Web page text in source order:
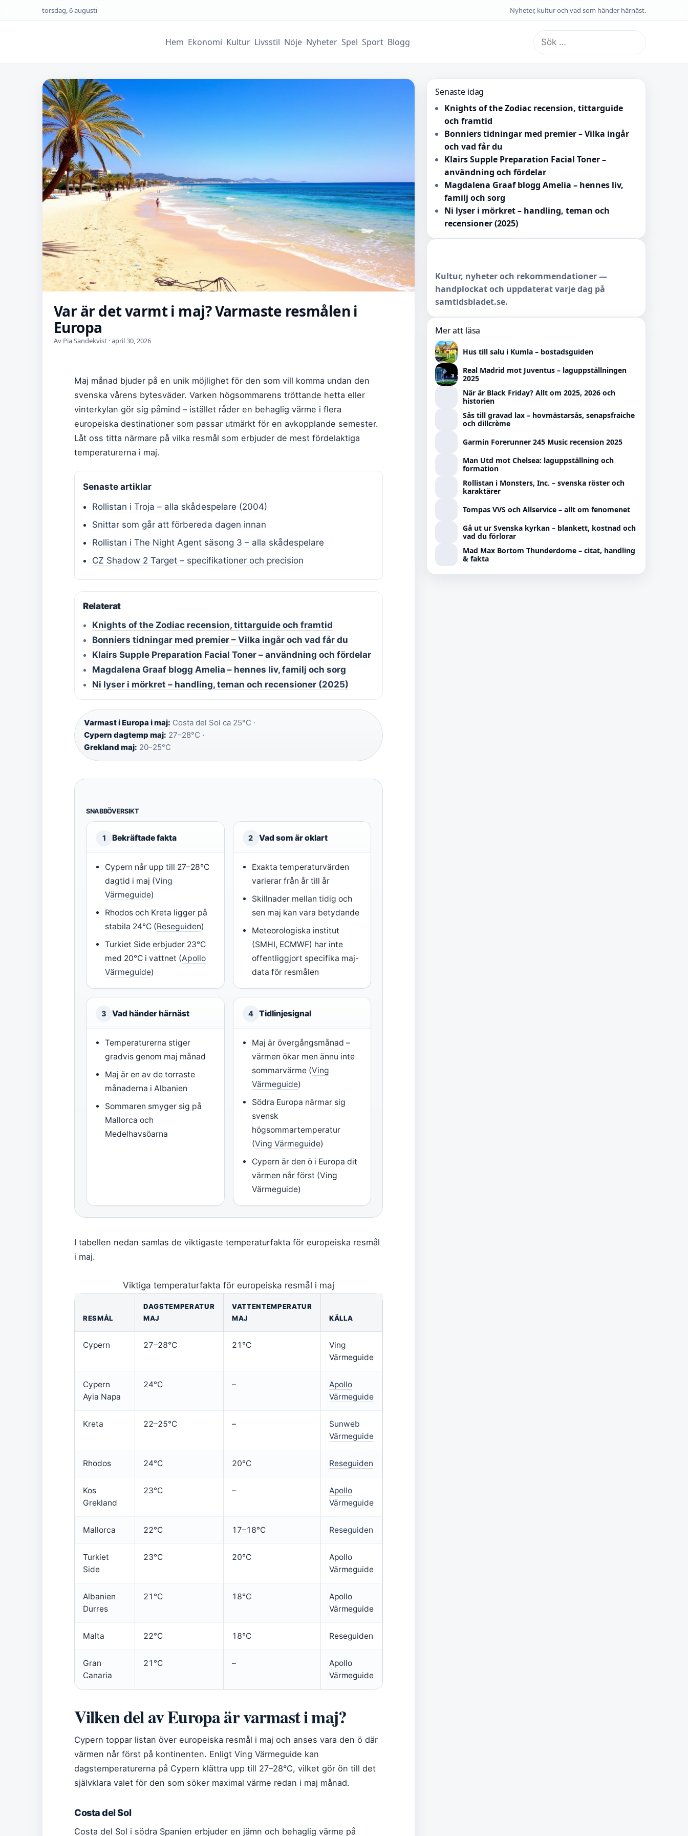
torsdag, 6 augusti Nyheter, kultur och vad som händer härnäst.
Hem Ekonomi Kultur Livsstil Nöje Nyheter Spel Sport Blogg
Sök
efter:
Var är det varmt i maj? Varmaste resmålen i
Europa
Av Pia Sandekvist · april 30, 2026
Maj månad bjuder på en unik möjlighet för den som vill komma undan den
svenska vårens bytesväder. Varken högsommarens tröttande hetta eller
vinterkylan gör sig påmind – istället råder en behaglig värme i flera
europeiska destinationer som passar utmärkt för en avkopplande semester.
Låt oss titta närmare på vilka resmål som erbjuder de mest fördelaktiga
temperaturerna i maj.
Senaste artiklar
Rollistan i Troja – alla skådespelare (2004)
Snittar som går att förbereda dagen innan
Rollistan i The Night Agent säsong 3 – alla skådespelare
CZ Shadow 2 Target – specifikationer och precision
Relaterat
Knights of the Zodiac recension, tittarguide och framtid
Bonniers tidningar med premier – Vilka ingår och vad får du
Klairs Supple Preparation Facial Toner – användning och fördelar
Magdalena Graaf blogg Amelia – hennes liv, familj och sorg
Ni lyser i mörkret – handling, teman och recensioner (2025)
Varmast i Europa i maj: Costa del Sol ca 25°C ·
Cypern dagtemp maj: 27–28°C ·
Grekland maj: 20–25°C
SNABBÖVERSIKT
1 Bekräftade fakta
Cypern når upp till 27–28°C
dagtid i maj (Ving
Värmeguide)
Rhodos och Kreta ligger på
stabila 24°C (Reseguiden)
Turkiet Side erbjuder 23°C
med 20°C i vattnet (Apollo
Värmeguide)
2 Vad som är oklart
Exakta temperaturvärden
varierar från år till år
Skillnader mellan tidig och
sen maj kan vara betydande
Meteorologiska institut
(SMHI, ECMWF) har inte
offentliggjort specifika maj-
data för resmålen
3 Vad händer härnäst
Temperaturerna stiger
gradvis genom maj månad
Maj är en av de torraste
månaderna i Albanien
Sommaren smyger sig på
Mallorca och
Medelhavsöarna
4 Tidlinjesignal
Maj är övergångsmånad –
värmen ökar men ännu inte
sommarvärme (Ving
Värmeguide)
Södra Europa närmar sig
svensk
högsommartemperatur
(Ving Värmeguide)
Cypern är den ö i Europa dit
värmen når först (Ving
Värmeguide)
I tabellen nedan samlas de viktigaste temperaturfakta för europeiska resmål
i maj.
Viktiga temperaturfakta för europeiska resmål i maj
RESMÅL
DAGSTEMPERATUR
MAJ
VATTENTEMPERATUR
MAJ
KÄLLA
Cypern 27–28°C 21°C
Ving
Värmeguide
Cypern
Ayia Napa
24°C –
Apollo
Värmeguide
Kreta 22–25°C –
Sunweb
Värmeguide
Rhodos 24°C 20°C Reseguiden
Kos
Grekland
23°C –
Apollo
Värmeguide
Mallorca 22°C 17–18°C Reseguiden
Turkiet
Side
23°C 20°C
Apollo
Värmeguide
Albanien
Durres
21°C 18°C
Apollo
Värmeguide
Malta 22°C 18°C Reseguiden
Gran
Canaria
21°C –
Apollo
Värmeguide
Vilken del av Europa är varmast i maj?
Cypern toppar listan över europeiska resmål i maj och anses vara den ö där
värmen når först på kontinenten. Enligt Ving Värmeguide kan
dagstemperaturerna på Cypern klättra upp till 27–28°C, vilket gör ön till det
självklara valet för den som söker maximal värme redan i maj månad.
Costa del Sol
Costa del Sol i södra Spanien erbjuder en jämn och behaglig värme på
Senaste idag
Knights of the Zodiac recension, tittarguide
och framtid
Bonniers tidningar med premier – Vilka ingår
och vad får du
Klairs Supple Preparation Facial Toner –
användning och fördelar
Magdalena Graaf blogg Amelia – hennes liv,
familj och sorg
Ni lyser i mörkret – handling, teman och
recensioner (2025)
Kultur, nyheter och rekommendationer —
handplockat och uppdaterat varje dag på
samtidsbladet.se.
Mer att läsa
Hus till salu i Kumla – bostadsguiden
Real Madrid mot Juventus – laguppställningen
2025
När är Black Friday? Allt om 2025, 2026 och
historien
Sås till gravad lax – hovmästarsås, senapsfraiche
och dillcrème
Garmin Forerunner 245 Music recension 2025
Man Utd mot Chelsea: laguppställning och
formation
Rollistan i Monsters, Inc. – svenska röster och
karaktärer
Tompas VVS och Allservice – allt om fenomenet
Gå ut ur Svenska kyrkan – blankett, kostnad och
vad du förlorar
Mad Max Bortom Thunderdome – citat, handling
& fakta